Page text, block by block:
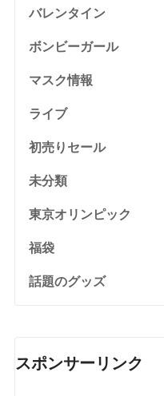
バレンタイン
ボンビーガール
マスク情報
ライブ
初売りセール
未分類
東京オリンピック
福袋
話題のグッズ
スポンサーリンク